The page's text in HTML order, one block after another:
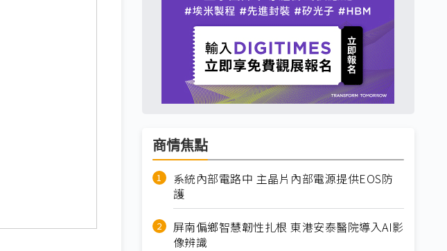
商情焦點
系統內部電路中 主晶片內部電源提供EOS防
護
屏南偏鄉智慧韌性扎根 東港安泰醫院導入AI影
像辨識